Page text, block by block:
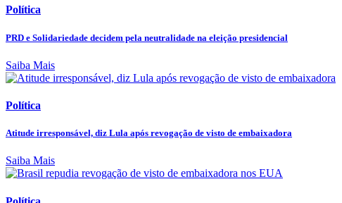
Política
PRD e Solidariedade decidem pela neutralidade na eleição presidencial
Saiba Mais
Política
Atitude irresponsável, diz Lula após revogação de visto de embaixadora
Saiba Mais